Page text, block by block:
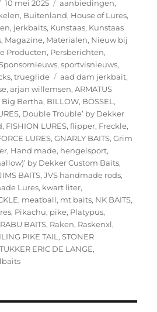
Geplaatst
op
10 mei 2025 Categorieën
aanbiedingen,
, Buitenland, House of Lures,
, jerkbaits, Kunstaas, Kunstaas
, Magazine, Materialen, Nieuw bij
Producten, Persberichten,
,sportvisnieuws,
,trueglide Tags
aad dam jerkbait,
,arjan willemsen,ARMATUS
Big Bertha, BILLOW, BÖSSEL ,
, Double Trouble’ by Dekker
, FISHION LURES,flipper, Freckle,
LURES,GNARLY BAITS,Grim
, Hand made, hengelsport,
by Dekker Custom Baits,
BAITS,JVS handmade rods,
Lures, kwart liter,
, meatball, mt baits, NK BAITS,
, Pikachu, pike, Platypus,
RABU BAITS, Raken, Raskenxl,
PIKE TAIL ,STONER
TUKKER ERIC DE LANGE,